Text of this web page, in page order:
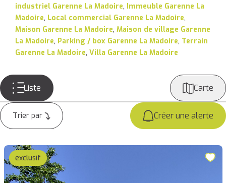
industriel Garenne La Madoire, Immeuble Garenne La
Madoire, Local commercial Garenne La Madoire,
Maison Garenne La Madoire, Maison de village Garenne
La Madoire, Parking / box Garenne La Madoire, Terrain
Garenne La Madoire, Villa Garenne La Madoire
Créer une alerte
Liste Carte
exclusif